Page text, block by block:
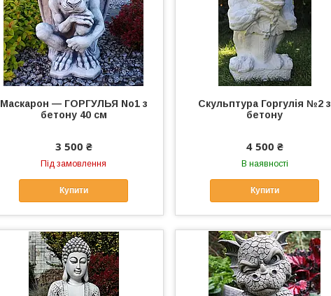
Маскарон — ГОРГУЛЬЯ No1 з
бетону 40 см
3 500 ₴
Під замовлення
Купити
Скульптура Горгулія №2 з
бетону
4 500 ₴
В наявності
Купити